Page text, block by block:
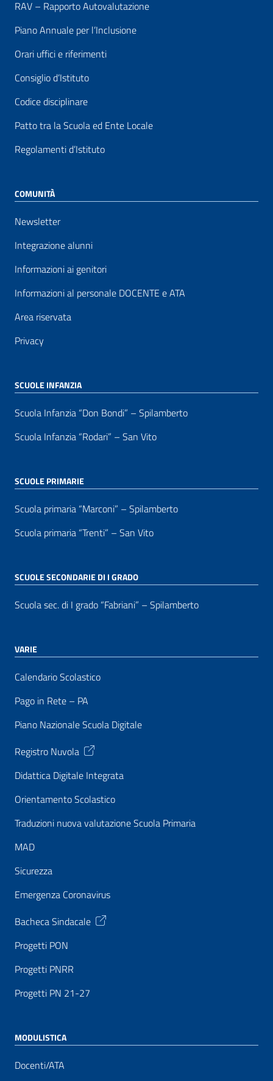
RAV – Rapporto Autovalutazione
Piano Annuale per l’Inclusione
Orari uffici e riferimenti
Consiglio d’Istituto
Codice disciplinare
Patto tra la Scuola ed Ente Locale
Regolamenti d’Istituto
COMUNITÀ
Newsletter
Integrazione alunni
Informazioni ai genitori
Informazioni al personale DOCENTE e ATA
Area riservata
Privacy
SCUOLE INFANZIA
Scuola Infanzia “Don Bondi” – Spilamberto
Scuola Infanzia “Rodari” – San Vito
SCUOLE PRIMARIE
Scuola primaria “Marconi” – Spilamberto
Scuola primaria “Trenti” – San Vito
SCUOLE SECONDARIE DI I GRADO
Scuola sec. di I grado “Fabriani” – Spilamberto
VARIE
Calendario Scolastico
Pago in Rete – PA
Piano Nazionale Scuola Digitale
Registro Nuvola
Didattica Digitale Integrata
Orientamento Scolastico
Traduzioni nuova valutazione Scuola Primaria
MAD
Sicurezza
Emergenza Coronavirus
Bacheca Sindacale
Progetti PON
Progetti PNRR
Progetti PN 21-27
MODULISTICA
Docenti/ATA